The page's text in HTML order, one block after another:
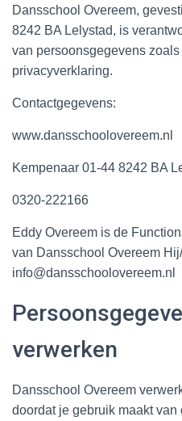
Dansschool Overeem,
8242 BA Lelystad, is
van persoonsgegevens
privacyverklaring.
Contactgegevens:
www.dansschoolovereem.nl
Kempenaar 01-44 8242 BA
0320-222166
Eddy Overeem is de
van Dansschool Overeem
info@dansschoolovereem.nl
verwerken
Dansschool Overeem
doordat je gebruik maakt